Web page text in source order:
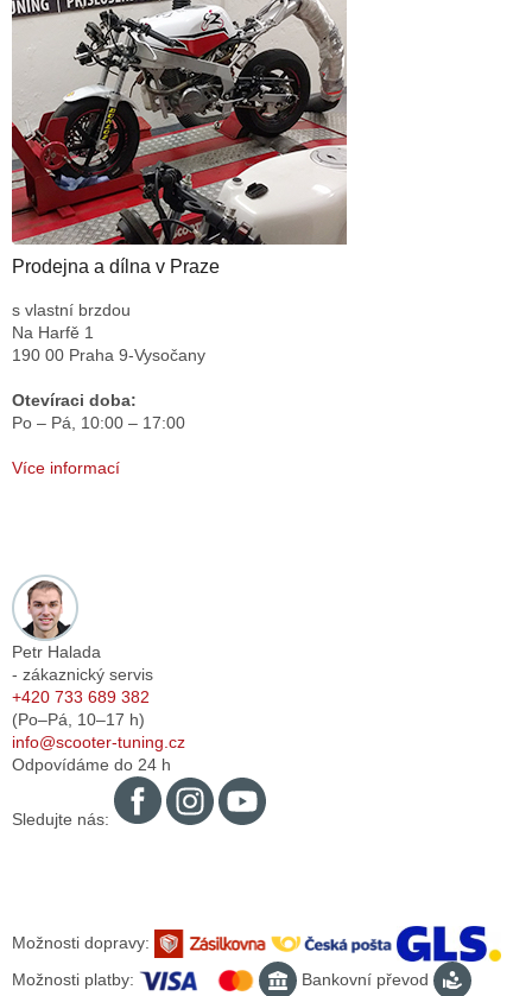
Prodejna a dílna v Praze
s vlastní brzdou
Na Harfě 1
190 00 Praha 9-Vysočany
Otevíraci doba:
Po – Pá, 10:00 – 17:00
Více informací
Petr Halada
- zákaznický servis
+420 733 689 382
(Po–Pá, 10–17 h)
info@scooter-tuning.cz
Odpovídáme do 24 h
Sledujte nás:
Možnosti dopravy:
Možnosti platby:
Bankovní převod